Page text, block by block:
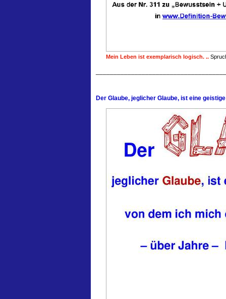
Mein Leben ist exemplarisch logisch. ..
Der Glaube, jeglicher Glaube, ist eine geistige